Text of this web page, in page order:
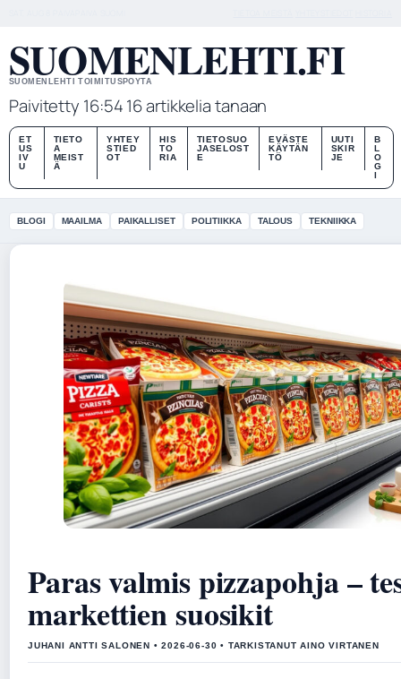
SUOMENLEHTI.FI
SUOMENLEHTI TOIMITUSPOYTA
Paivitetty 16:5416 artikkelia tanaan
ET
US
IV
U
TIETO
A
MEIST
Ä
YHTEY
STIED
OT
HIS
TO
RIA
TIETOSUO
JASELOST
E
EVÄSTE
KÄYTÄN
TÖ
UUTI
SKIR
JE
B
L
O
G
I
BLOGI MAAILMA PAIKALLISET POLITIIKKA TALOUS TEKNIIKKA
Paras valmis pizzapohja –
markettien suosikit
JUHANI ANTTI SALONEN • 2026-06-30 • TARKISTANUT AINO VIRTANEN